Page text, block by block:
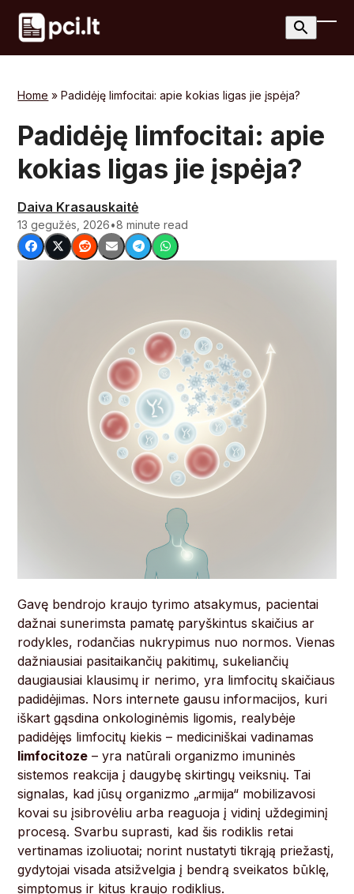
Skip
content
Home »Padidėję limfocitai: apie kokias ligas jie įspėja?
Padidėję limfocitai: apie
kokias ligas jie įspėja?
Daiva Krasauskaitė
13 gegužės, 2026•8 minute read
Gavę bendrojo kraujo tyrimo atsakymus, pacientai
dažnai sunerimsta pamatę paryškintus skaičius ar
rodykles, rodančias nukrypimus nuo normos. Vienas
dažniausiai pasitaikančių pakitimų, sukeliančių
daugiausiai klausimų ir nerimo, yra limfocitų skaičiaus
padidėjimas. Nors internete gausu informacijos, kuri
iškart gąsdina onkologinėmis ligomis, realybėje
padidėjęs limfocitų kiekis – mediciniškai vadinamas
limfocitoze – yra natūrali organizmo imuninės
sistemos reakcija į daugybę skirtingų veiksnių. Tai
signalas, kad jūsų organizmo „armija“ mobilizavosi
kovai su įsibrovėliu arba reaguoja į vidinį uždegiminį
procesą. Svarbu suprasti, kad šis rodiklis retai
vertinamas izoliuotai; norint nustatyti tikrąją priežastį,
gydytojai visada atsižvelgia į bendrą sveikatos būklę,
simptomus ir kitus kraujo rodiklius.